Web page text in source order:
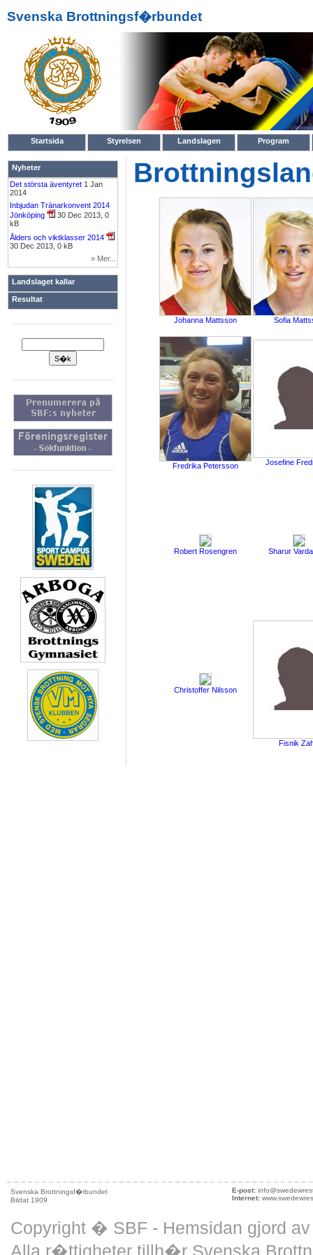
Svenska Brottningsf�rbundet
Startsida Styrelsen Landslagen Program
Nyheter
Det största äventyret 1 Jan
2014
Inbjudan Tränarkonvent 2014
Jönköping
30 Dec 2013, 0
kB
Ålders och viktklasser 2014
30 Dec 2013, 0 kB
» Mer...
Landslaget kallar
Resultat
Johanna Mattsson Sofia
Fredrika Petersson Josefine
Robert Rosengren Sharur
Christoffer Nilsson
Fisnik
Svenska Brottningsf�rbundet
Bildat 1909
E-post:
Internet:
Copyright � SBF - Hemsidan gjord
Alla r�ttigheter tillh�r Svenska